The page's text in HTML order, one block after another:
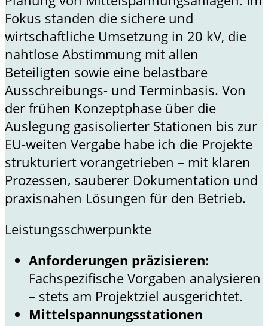
Fokus standen die sichere und
wirtschaftliche Umsetzung in 20 kV, die
nahtlose Abstimmung mit allen
Beteiligten sowie eine belastbare
Ausschreibungs- und Terminbasis. Von
der frühen Konzeptphase über die
Auslegung gasisolierter Stationen bis zur
EU-weiten Vergabe habe ich die Projekte
strukturiert vorangetrieben – mit klaren
Prozessen, sauberer Dokumentation und
praxisnahen Lösungen für den Betrieb.
Leistungsschwerpunkte
Anforderungen präzisieren:
Fachspezifische Vorgaben analysieren
– stets am Projektziel ausgerichtet.
Mittelspannungsstationen